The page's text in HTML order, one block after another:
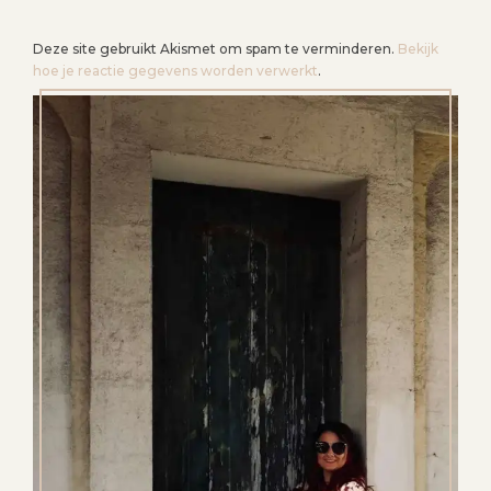
Deze site gebruikt Akismet om spam te verminderen. Bekijk
hoe je reactie gegevens worden verwerkt.